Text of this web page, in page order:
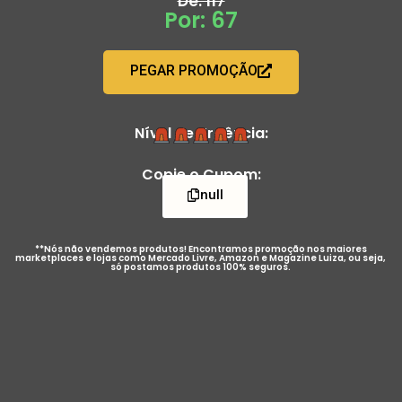
Por: 67
PEGAR PROMOÇÃO
Nível de Urgência:
Copie o Cupom:
null
**Nós não vendemos produtos! Encontramos promoção nos maiores
marketplaces e lojas como Mercado Livre, Amazon e Magazine Luiza, ou seja,
só postamos produtos 100% seguros.